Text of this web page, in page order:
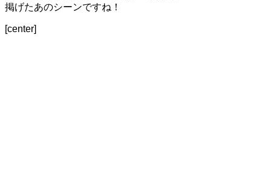
掲げたあのシーンですね！
[center]